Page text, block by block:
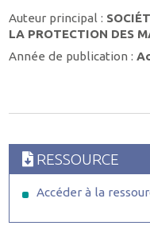
Auteur principal :
LA PROTECTION DES
Année de publication :
RESSOURCE
Accéder à la